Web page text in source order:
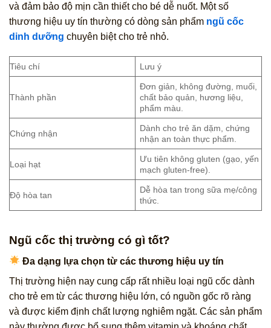
và đảm bảo độ mịn cần thiết cho bé dễ nuốt. Một số
thương hiệu uy tín thường có dòng sản phẩm ngũ cốc
dinh dưỡng chuyên biệt cho trẻ nhỏ.
Tiêu chí Lưu ý
Thành phần
Đơn giản, không đường, muối,
chất bảo quản, hương liệu,
phẩm màu.
Chứng nhận
Dành cho trẻ ăn dặm, chứng
nhận an toàn thực phẩm.
Loại hạt
Ưu tiên không gluten (gạo, yến
mạch gluten-free).
Độ hòa tan
Dễ hòa tan trong sữa mẹ/công
thức.
Ngũ cốc thị trường có gì tốt?
Đa dạng lựa chọn từ các thương hiệu uy tín
Thị trường hiện nay cung cấp rất nhiều loại ngũ cốc dành
cho trẻ em từ các thương hiệu lớn, có nguồn gốc rõ ràng
và được kiểm định chất lượng nghiêm ngặt. Các sản phẩm